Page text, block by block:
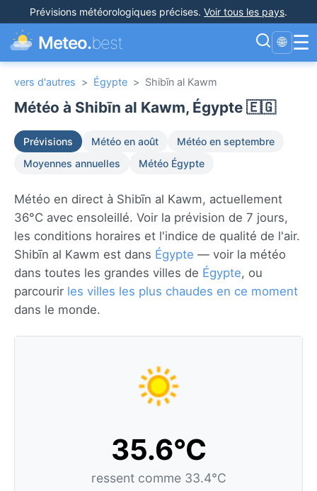
Prévisions météorologiques précises. Voir tous les pays.
Meteo.best 🌐 ☰
vers d'autres > Égypte > Shibīn al Kawm
Météo à Shibīn al Kawm, Égypte 🇪🇬
Prévisions Météo en août
Météo en septembre
Moyennes annuelles
Météo Égypte
Météo en direct à Shibīn al Kawm, actuellement
36°C avec ensoleillé. Voir la prévision de 7 jours,
les conditions horaires et l'indice de qualité de l'air.
Shibīn al Kawm est dans Égypte — voir la météo
dans toutes les grandes villes de Égypte, ou
parcourir les villes les plus chaudes en ce moment
dans le monde.
35.6°C
ressent comme 33.4°C